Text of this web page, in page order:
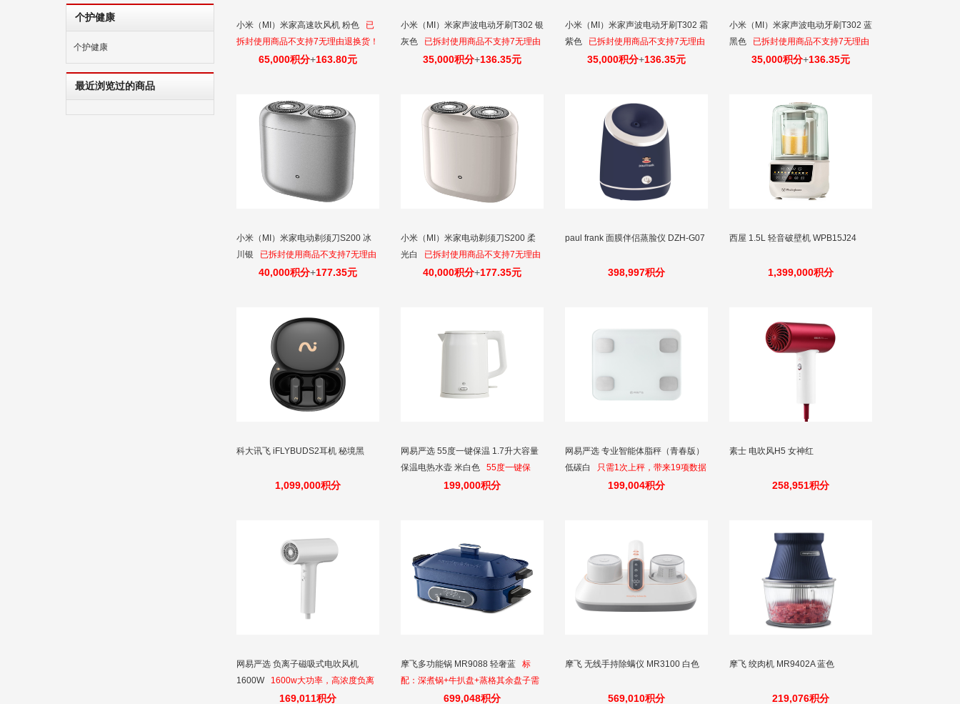
个护健康
个护健康
最近浏览过的商品
小米（MI）米家高速吹风机 粉色
已
拆封使用商品不支持7无理由退换货！
65,000积分+163.80元
小米（MI）米家声波电动牙刷T302 银
灰色
已拆封使用商品不支持7无理由
退换货！35,000积分+136.35元
小米（MI）米家声波电动牙刷T302 霜
紫色
已拆封使用商品不支持7无理由
退换货！35,000积分+136.35元
小米（MI）米家声波电动牙刷T302 蓝
黑色
已拆封使用商品不支持7无理由
退换货！35,000积分+136.35元
小米（MI）米家电动剃须刀S200 冰
川银
已拆封使用商品不支持7无理由
退换货！40,000积分+177.35元
小米（MI）米家电动剃须刀S200 柔
光白
已拆封使用商品不支持7无理由
退换货！40,000积分+177.35元
paul frank 面膜伴侣蒸脸仪 DZH-G07
398,997积分
西屋 1.5L 轻音破壁机 WPB15J24
1,399,000积分
科大讯飞 iFLYBUDS2耳机 秘境黑
1,099,000积分
网易严选 55度一键保温 1.7升大容量
保温电热水壶 米白色
55度一键保
温，办公家庭多场景使用
199,000积分
网易严选 专业智能体脂秤（青春版）
低碳白
只需1次上秤，带来19项数据
的智能体脂秤，比肩健身房专业设备
199,004积分
素士 电吹风H5 女神红
258,951积分
网易严选 负离子磁吸式电吹风机
1600W
1600w大功率，高浓度负离
子护发，405g机身轻而易举
169,011积分
摩飞多功能锅 MR9088 轻奢蓝
标
配：深煮锅+牛扒盘+蒸格其余盘子需
要单独购买非标配699,048积分
摩飞 无线手持除螨仪 MR3100 白色
569,010积分
摩飞 绞肉机 MR9402A 蓝色
219,076积分